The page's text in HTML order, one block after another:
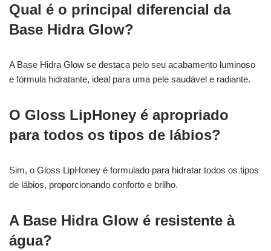
Qual é o principal diferencial da
Base Hidra Glow?
A Base Hidra Glow se destaca pelo seu acabamento luminoso
e fórmula hidratante, ideal para uma pele saudável e radiante.
O Gloss LipHoney é apropriado
para todos os tipos de lábios?
Sim, o Gloss LipHoney é formulado para hidratar todos os tipos
de lábios, proporcionando conforto e brilho.
A Base Hidra Glow é resistente à
água?